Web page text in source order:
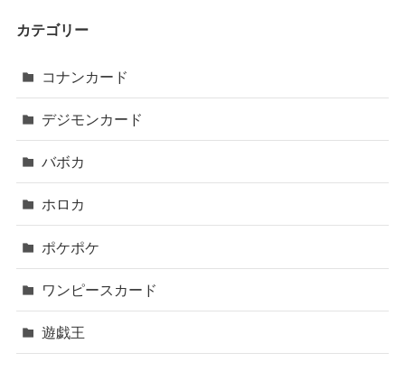
カテゴリー
コナンカード
デジモンカード
バボカ
ホロカ
ポケポケ
ワンピースカード
遊戯王